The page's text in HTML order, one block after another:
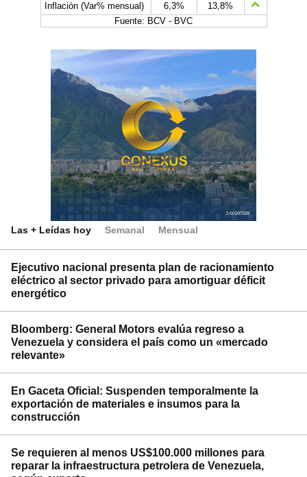
Inflación (Var% mensual)
6,3%
13,8%
Fuente: BCV - BVC
Las + Leídas hoy Semanal Mensual
Ejecutivo nacional presenta plan de racionamiento
eléctrico al sector privado para amortiguar déficit
energético
Bloomberg: General Motors evalúa regreso a
Venezuela y considera el país como un «mercado
relevante»
En Gaceta Oficial: Suspenden temporalmente la
exportación de materiales e insumos para la
construcción
Se requieren al menos US$100.000 millones para
reparar la infraestructura petrolera de Venezuela,